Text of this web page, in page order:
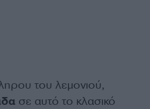
του λεμονιού,
σε αυτό το κλασικό